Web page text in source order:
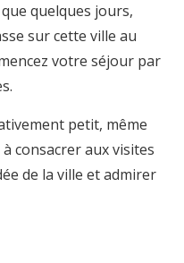
quelques jours,
sur cette ville au
votre séjour par
petit, même
consacrer aux visites
de la ville et admirer